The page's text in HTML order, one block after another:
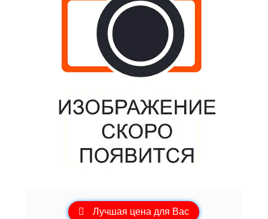
Лучшая цена для Вас